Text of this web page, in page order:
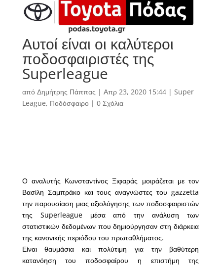
Αυτοί είναι οι καλύτεροι
ποδοσφαιριστές της
Superleague
από Δημήτρης Πάππας | Απρ 23, 2020 15:44| Super
League, Ποδόσφαιρο| 0 Σχόλια
Ο αναλυτής Κωνσταντίνος Ξιφαράς μοιράζεται με τον
Βασίλη Σαμπράκο και τους αναγνώστες του gazzetta
την παρουσίαση μιας αξιολόγησης των ποδοσφαιριστών
της Superleague μέσα από την ανάλυση των
στατιστικών δεδομένων που δημιούργησαν στη διάρκεια
της κανονικής περιόδου του πρωταθλήματος.
Είναι θαυμάσια και πολύτιμη για την βαθύτερη
κατανόηση του ποδοσφαίρου η επιστήμη της